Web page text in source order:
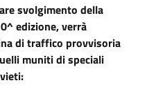
svolgimento della
edizione, verrà
di traffico provvisoria
muniti di speciali